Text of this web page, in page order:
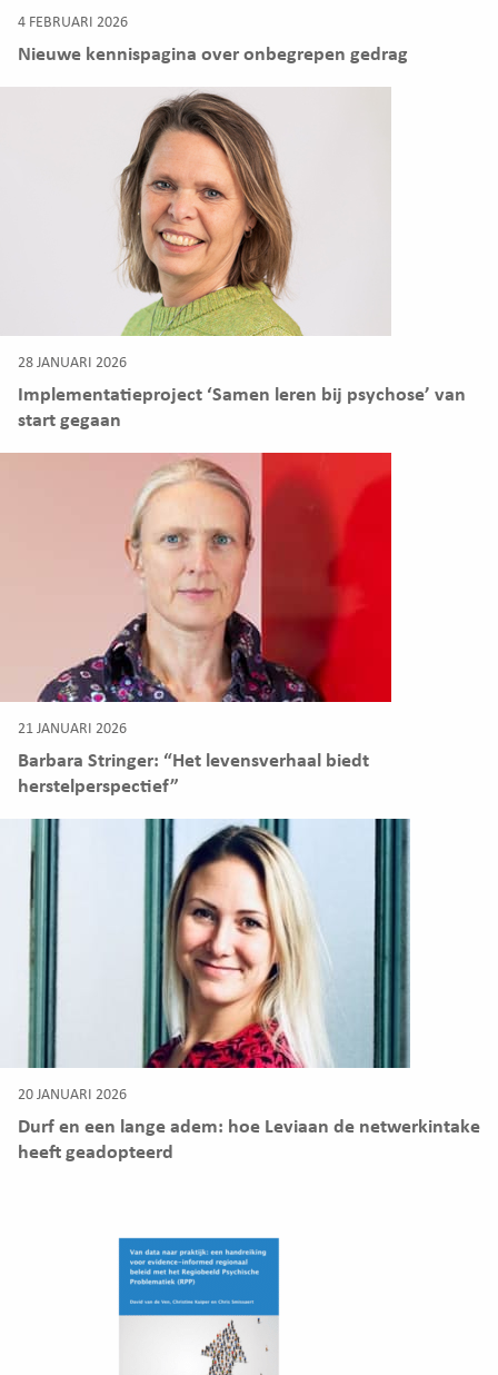
4 FEBRUARI 2026
Nieuwe kennispagina over onbegrepen gedrag
28 JANUARI 2026
Implementatieproject ‘Samen leren bij psychose’ van
start gegaan
21 JANUARI 2026
Barbara Stringer: “Het levensverhaal biedt
herstelperspectief”
20 JANUARI 2026
Durf en een lange adem: hoe Leviaan de netwerkintake
heeft geadopteerd